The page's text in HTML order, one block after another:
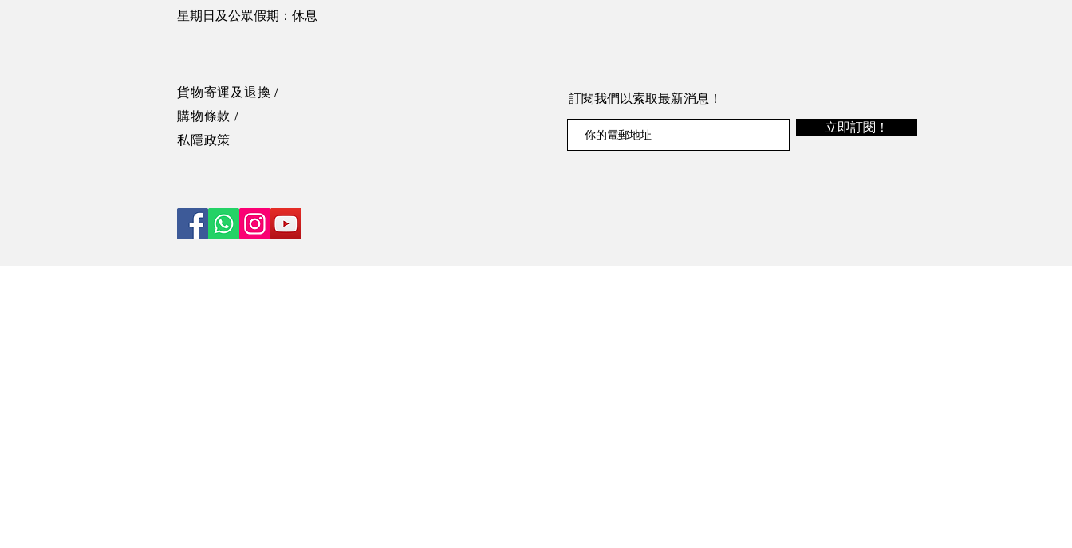
星期日及公眾假期：休息
貨物寄運及退換 /
購物條款 /
私隱政策
訂閱我們以索取最新消息！
立即訂閱！